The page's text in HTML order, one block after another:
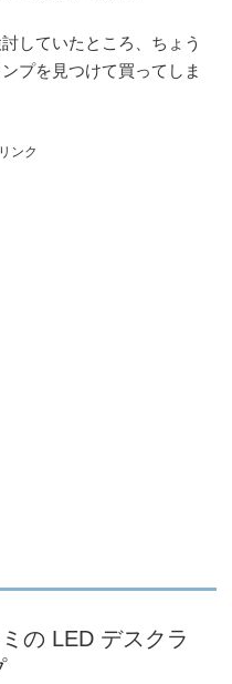
していたところ、ちょう
プを見つけて買ってしま
ンク
の LED デスクラ